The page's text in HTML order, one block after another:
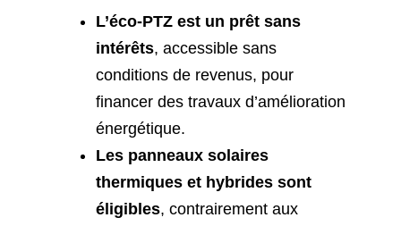
L’éco-PTZ est un prêt sans
intérêts, accessible sans
conditions de revenus, pour
financer des travaux d’amélioration
énergétique.
Les panneaux solaires
thermiques et hybrides sont
éligibles, contrairement aux